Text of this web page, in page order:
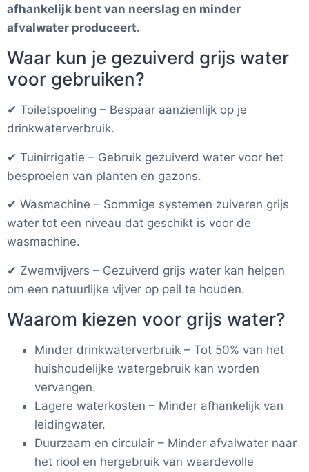
afhankelijk bent van neerslag en minder
afvalwater produceert.
Waar kun je gezuiverd grijs water
voor gebruiken?
✔ Toiletspoeling – Bespaar aanzienlijk op je
drinkwaterverbruik.
✔ Tuinirrigatie – Gebruik gezuiverd water voor het
besproeien van planten en gazons.
✔ Wasmachine – Sommige systemen zuiveren grijs
water tot een niveau dat geschikt is voor de
wasmachine.
✔ Zwemvijvers – Gezuiverd grijs water kan helpen
om een natuurlijke vijver op peil te houden.
Waarom kiezen voor grijs water?
Minder drinkwaterverbruik – Tot 50% van het
huishoudelijke watergebruik kan worden
vervangen.
Lagere waterkosten – Minder afhankelijk van
leidingwater.
Duurzaam en circulair – Minder afvalwater naar
het riool en hergebruik van waardevolle